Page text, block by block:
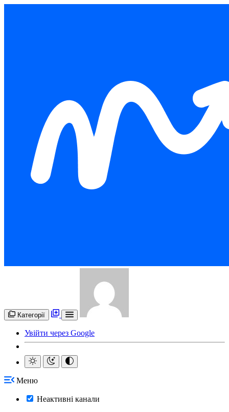
Категорії
Увійти через Google
Меню
Неактивні канали